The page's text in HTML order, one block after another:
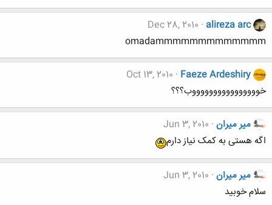
alireza arc
Dec 28, 2010
omadammmmmmmmmmmmm
Faeze Ardeshiry
Oct 13, 2010
خووووووووووووووووب؟؟؟
میر میران Jun 3, 2010
اگه هستی به کمک نیاز دارم
میر میران Jun 3, 2010
سلام خوبید